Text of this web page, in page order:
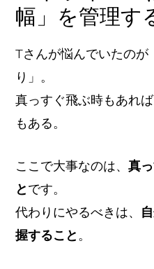
幅」を管理す
Tさんが悩んでいたのが
り」。
真っすぐ飛ぶ時もあれ
もある。
ここで大事なのは、真
とです。
代わりにやるべきは、
握すること。